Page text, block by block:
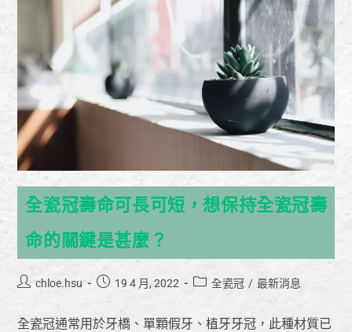
全瓷冠壽命可長可短，想保持全瓷冠壽
命的關鍵是甚麼？
chloe.hsu 19 4 月, 2022 全瓷冠 / 最新消息
全瓷冠通常用於牙橋、單顆假牙、植牙牙冠，此種材質已